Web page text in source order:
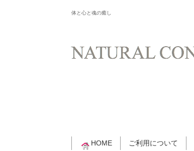
体と心と魂の癒し
HOME ご利用について